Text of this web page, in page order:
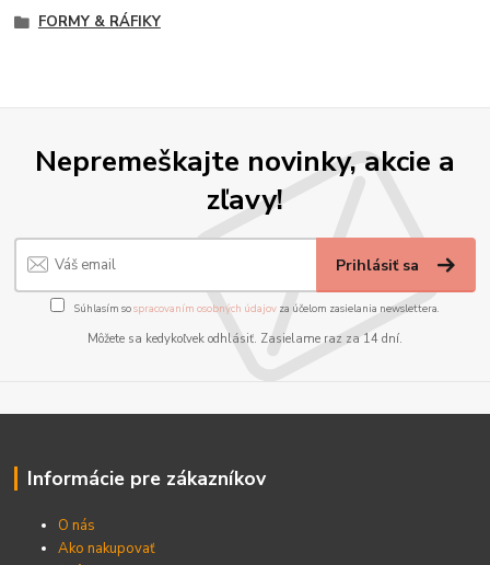
FORMY & RÁFIKY
Nepremeškajte novinky, akcie a
zľavy!
Prihlásiť sa
Súhlasím sospracovaním osobných údajov za účelom zasielania newslettera.
Môžete sa kedykoľvek odhlásiť. Zasielame raz za 14 dní.
Informácie pre zákazníkov
O nás
Ako nakupovať